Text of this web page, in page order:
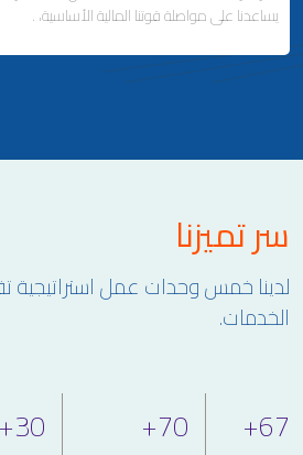
ملاحة لإصلاح وتصنيع السفن
إدارة السفن
يساعدنا على مواصلة قوتنا المالية الأساسية، .
الاستثمارات العقارية والمالية
التطوير العقاري وإدارة الممتلكات
علاقات المستثمرين
سر تميزنا
لدينا خمس وحدات عمل
الخدمات.
67
+
70
+
30
+